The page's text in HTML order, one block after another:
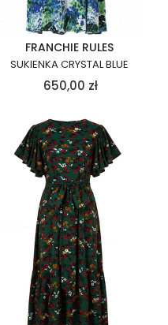
FRANCHIE RULES
SUKIENKA CRYSTAL BLUE
650,00 zł